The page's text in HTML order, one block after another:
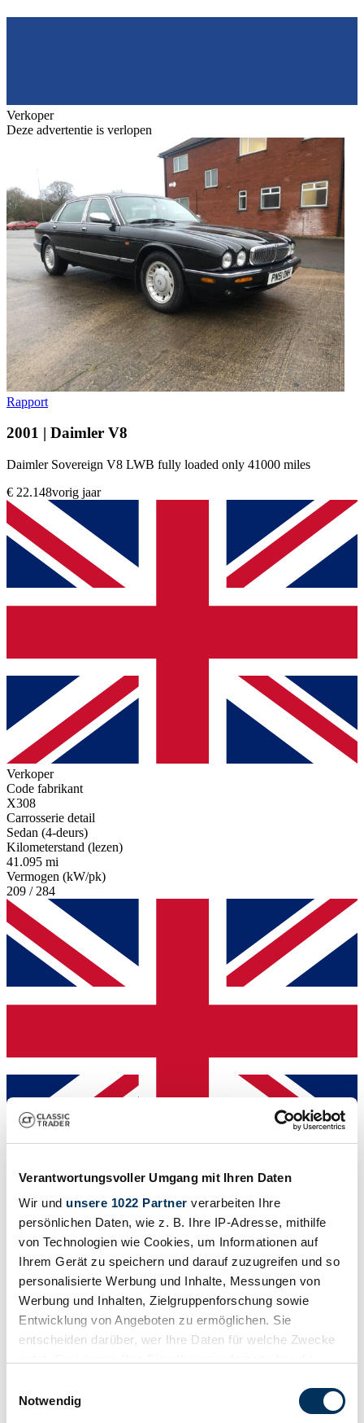
Verantwortungsvoller Umgang mit Ihren Daten
Wir und unsere 1022 Partner verarbeiten Ihre
persönlichen Daten, wie z. B. Ihre IP-Adresse, mithilfe
von Technologien wie Cookies, um Informationen auf
Ihrem Gerät zu speichern und darauf zuzugreifen und so
personalisierte Werbung und Inhalte, Messungen von
Werbung und Inhalten, Zielgruppenforschung sowie
Entwicklung von Angeboten zu ermöglichen. Sie
entscheiden darüber, wer Ihre Daten für welche Zwecke
Trigger Symbol ändern oder widerrufen
Notwendig
Verkoper
Deze advertentie is verlopen
Rapport
2001 | Daimler V8
Daimler Sovereign V8 LWB fully loaded only 41000 miles
€ 22.148vorig jaar
Verkoper
Code fabrikant
X308
Carrosserie detail
Sedan (4-deurs)
Kilometerstand (lezen)
41.095 mi
Vermogen (kW/pk)
209 / 284
Verkoper